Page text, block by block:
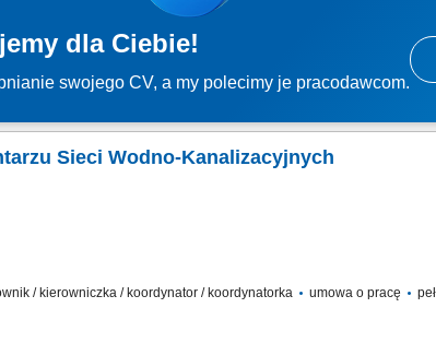
dla Ciebie!
swojego CV, a my polecimy je pracodawcom.
Sieci Wodno-Kanalizacyjnych
/ kierowniczka / koordynator / koordynatorka umowa o pracę